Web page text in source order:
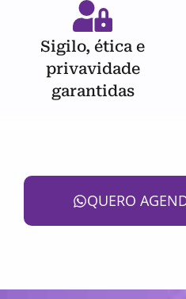
Sigilo, ética e
privavidade
garantidas
QUERO